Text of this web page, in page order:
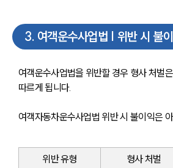
3. 여객운수사업법 | 위반 시 불
여객운수사업법을 위반할 경우 형사 처벌
따르게 됩니다.
여객자동차운수사업법 위반 시 불이익은
위반 유형 형사 처벌